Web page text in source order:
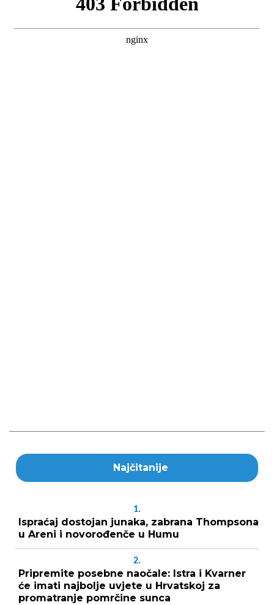
Najčitanije
1.
Ispraćaj dostojan junaka, zabrana Thompsona
u Areni i novorođenče u Humu
2.
Pripremite posebne naočale: Istra i Kvarner
će imati najbolje uvjete u Hrvatskoj za
promatranje pomrčine sunca